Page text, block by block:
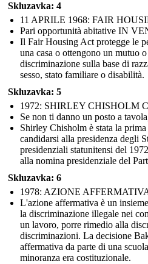
Skluzavka: 4
11 APRILE 1968: FAIR
Pari opportunità abitative IN
Il Fair Housing Act protegge le
una casa o ottengono un mutuo
discriminazione sulla base di
sesso, stato familiare o disabilità.
Skluzavka: 5
1972: SHIRLEY CHISHOLM
Se non ti danno un posto a
Shirley Chisholm è stata la
candidarsi alla presidenza degli
presidenziali statunitensi del
alla nomina presidenziale del
Skluzavka: 6
1978: AZIONE
L'azione affermativa è un
la discriminazione illegale nei
un lavoro, porre rimedio alla
discriminazioni. La decisione
affermativa da parte di una
minoranza era costituzionale.